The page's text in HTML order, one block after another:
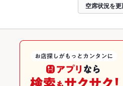
空席状況を